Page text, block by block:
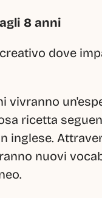
8 anni
dove
vivranno
ricetta
inglese.
nuovi